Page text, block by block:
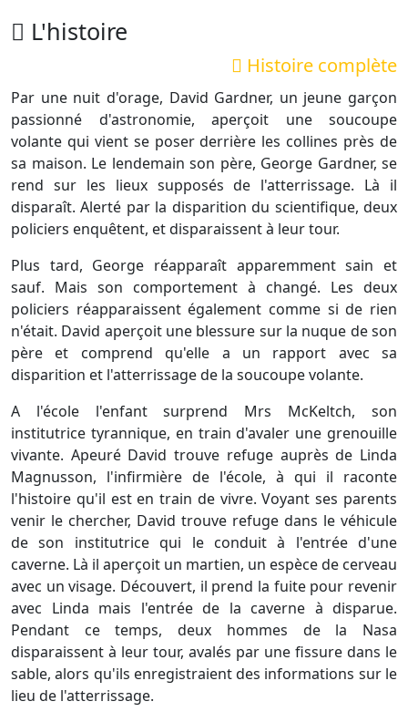
L'histoire
Histoire complète
Par une nuit d'orage, David Gardner, un jeune garçon
passionné d'astronomie, aperçoit une soucoupe
volante qui vient se poser derrière les collines près de
sa maison. Le lendemain son père, George Gardner, se
rend sur les lieux supposés de l'atterrissage. Là il
disparaît. Alerté par la disparition du scientifique, deux
policiers enquêtent, et disparaissent à leur tour.
Plus tard, George réapparaît apparemment sain et
sauf. Mais son comportement à changé. Les deux
policiers réapparaissent également comme si de rien
n'était. David aperçoit une blessure sur la nuque de son
père et comprend qu'elle a un rapport avec sa
disparition et l'atterrissage de la soucoupe volante.
A l'école l'enfant surprend Mrs McKeltch, son
institutrice tyrannique, en train d'avaler une grenouille
vivante. Apeuré David trouve refuge auprès de Linda
Magnusson, l'infirmière de l'école, à qui il raconte
l'histoire qu'il est en train de vivre. Voyant ses parents
venir le chercher, David trouve refuge dans le véhicule
de son institutrice qui le conduit à l'entrée d'une
caverne. Là il aperçoit un martien, un espèce de cerveau
avec un visage. Découvert, il prend la fuite pour revenir
avec Linda mais l'entrée de la caverne à disparue.
Pendant ce temps, deux hommes de la Nasa
disparaissent à leur tour, avalés par une fissure dans le
sable, alors qu'ils enregistraient des informations sur le
lieu de l'atterrissage.